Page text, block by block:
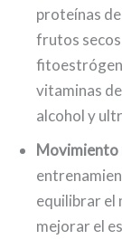
proteínas
frutos
vitaminas
alcohol y
Movimiento
equilibrar el
mejorar el